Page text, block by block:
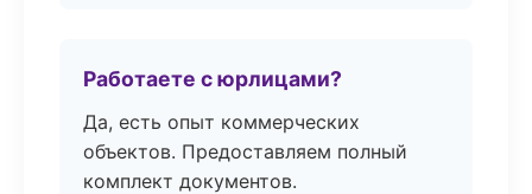
Работаете с юрлицами?
Да, есть опыт коммерческих
объектов. Предоставляем полный
комплект документов.